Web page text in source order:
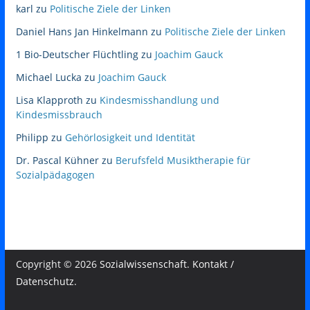
karl zu Politische Ziele der Linken
Daniel Hans Jan Hinkelmann zu Politische Ziele der Linken
1 Bio-Deutscher Flüchtlingzu Joachim Gauck
Michael Lucka zu Joachim Gauck
Lisa Klapproth zu Kindesmisshandlung und
Kindesmissbrauch
Philipp zu Gehörlosigkeit und Identität
Dr. Pascal Kühnerzu Berufsfeld Musiktherapie für
Sozialpädagogen
Copyright © 2026 Sozialwissenschaft. Kontakt /
Datenschutz.